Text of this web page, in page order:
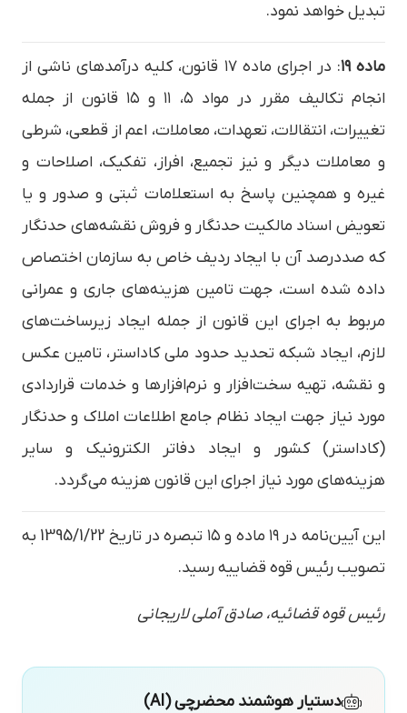
تبدیل خواهد نمود.
ماده ۱۹
: در اجرای ماده ۱۷ قانون، کلیه درآمدهای ناشی از
انجام تکالیف مقرر در مواد ۵، ۱۱ و ۱۵ قانون از جمله
تغییرات، انتقالات، تعهدات، معاملات، اعم از قطعی، شرطی
و معاملات دیگر و نیز تجمیع، افراز، تفکیک، اصلاحات و
غیره و همچنین پاسخ به استعلامات ثبتی و صدور و یا
تعویض اسناد مالکیت حدنگار و فروش نقشه‌های حدنگار
که صددرصد آن با ایجاد ردیف خاص به سازمان اختصاص
داده شده است، جهت تامین هزینه‌های جاری و عمرانی
مربوط به اجرای این قانون از جمله ایجاد زیرساخت‌های
لازم، ایجاد شبکه تحدید حدود ملی کاداستر، تامین عکس
و نقشه، تهیه سخت‌افزار و نرم‌افزارها و خدمات قراردادی
مورد نیاز جهت ایجاد نظام جامع اطلاعات املاک و حدنگار
(کاداستر) کشور و ایجاد دفاتر الکترونیک و سایر
هزینه‌های مورد نیاز اجرای این قانون هزینه می‌گردد.
این آیین‌نامه در ۱۹ ماده و ۱۵ تبصره در تاریخ 1395/1/22 به
تصویب رئیس قوه قضاییه رسید.
رئیس قوه قضائیه، صادق آملی لاریجانی
دستیار هوشمند محضرچی (AI)